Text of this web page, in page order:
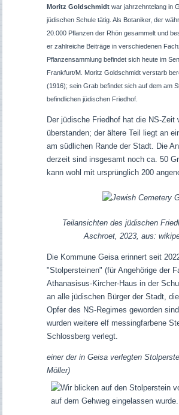
Moritz Goldschmidtwar jahrzehntelang in
jüdischen Schule tätig. Als Botaniker, der
20.000 Pflanzen der Rhön gesammelt und
er zahlreiche Beiträge in verschiedenen
Pflanzensammlung befindet sich heute im
Frankfurt/M. Moritz Goldschmidt verstarb
(1916); sein Grab befindet sich auf dem am
befindlichen jüdischen Friedhof.
Der jüdische Friedhof hat die NS-Zeit
überstanden; der ältere Teil liegt an
am südlichen Rande der Stadt. Die
derzeit sind insgesamt noch ca. 50
kann wohl mit ursprünglich 200
Teilansichten des jüdischen
Aschroet, 2023, aus:
Die Kommune Geisa erinnert seit
"Stolpersteinen" (für Angehörige der
Athanasisus-Kircher-Haus in der
an alle jüdischen Bürger der Stadt,
Opfer des NS-Regimes geworden
wurden weitere elf messingfarbene
Schlossberg verlegt.
einer der in Geisa verlegten
Möller)